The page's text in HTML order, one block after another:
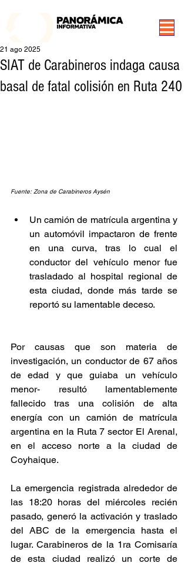
SIAT de Carabineros indaga causa
basal de fatal colisión en Ruta 240
21 ago 2025
Fuente: Zona de Carabineros Aysén
Un camión de matrícula argentina y
un automóvil impactaron de frente
en una curva, tras lo cual el
conductor del vehículo menor fue
trasladado al hospital regional de
esta ciudad, donde más tarde se
reportó su lamentable deceso.
Por causas que son materia de
investigación, un conductor de 67 años
de edad y que guiaba un vehículo
menor- resultó lamentablemente
fallecido tras una colisión de alta
energía con un camión de matrícula
argentina en la Ruta 7 sector El Arenal,
en el acceso norte a la ciudad de
Coyhaique.
La emergencia registrada alrededor de
las 18:20 horas del miércoles recién
pasado, generó la activación y traslado
del ABC de la emergencia hasta el
lugar. Carabineros de la 1ra Comisaría
de esta ciudad realizó un corte de